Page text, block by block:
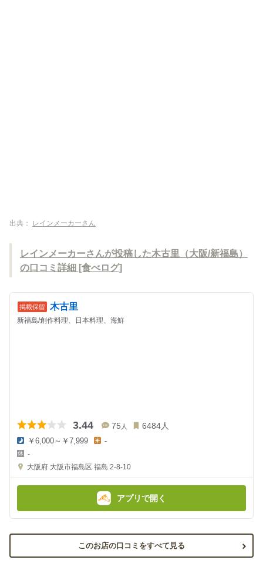
出典： レインメーカーさん
レインメーカーさんが投稿した木古里（大阪/新福島）
の口コミ詳細 [食べログ]
木古里
新福島/創作料理、日本料理、海鮮
3.44 75 人 6484人
夜
の
金
￥6,000～￥7,999
金
額
-
-
大阪府 大阪市福島区 福島 2-8-10
アプリで開く
このお店の口コミをすべて見る